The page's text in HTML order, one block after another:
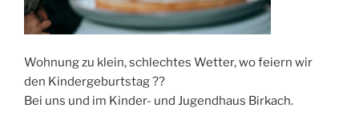
Wohnung zu klein, schlechtes Wetter, wo feiern wir
den Kindergeburtstag ??
Bei uns und im Kinder- und Jugendhaus Birkach.